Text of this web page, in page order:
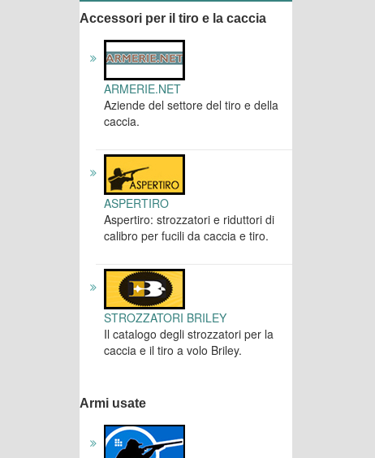
Accessori per il tiro e la caccia
ARMERIE.NET
Aziende del settore del tiro e della
caccia.
ASPERTIRO
Aspertiro: strozzatori e riduttori di
calibro per fucili da caccia e tiro.
STROZZATORI BRILEY
Il catalogo degli strozzatori per la
caccia e il tiro a volo Briley.
Armi usate